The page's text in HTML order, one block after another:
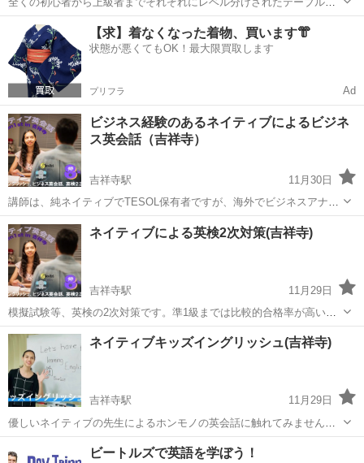
人～6人）を準備しています。その中から自分にあったレベルでご参加
いただきます。 4人～6人のグループトーク、フリーカンバセーショ
ン、TABOOなどの英語を...
東京 武蔵野市 英会話
【求】着なくなった着物、買います👘
状態が悪くてもOK！最大限買取します
プリフラ Ad
ビジネス経験のあるネイティブによるビジネ
ス英会話（吉祥寺）
吉祥寺駅
11月30日
講師は、純ネイティブでTESOL保有者ですが、海外でビジネスアナリ
ストの経験があり、社会人の方が職場や仕事で英語を使う場合のコン
テクストや環境を十分に理解できます。日本では、そもそもホンモノ
のネイティブ（日本に多くいらっしゃ...
東京 武蔵野市 吉祥寺駅 ビジネス英語 ネイティブ
ネイティブによる英検2次対策(吉祥寺)
吉祥寺駅
11月29日
模擬試験等、英検の2次対策です。準1級までは比較的合格率が高いで
すが、面接そのものにあまり慣れていないお子様や中高生におかれて
は、本番緊張してモジモジしてしまうことを避けるために、場慣れし
ておくのが重要です。準1級まででも、...
東京 武蔵野市 吉祥寺駅 英検 1級
ネイティブキッズイングリッシュ(吉祥寺)
吉祥寺駅
11月29日
優しいネイティブの先生によるホンモノの英会話に触れてみません
か？場所、時間、レッスン内容はご相談に応じフレキシブルに対応可
能です。まずは、お気軽にお問い合せ下さい。小さいお子様のフォニ
武蔵野市 吉祥寺駅 英会話 ネイティブ
ビートルズで英語を学ぼう！